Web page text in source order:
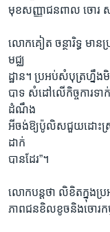
មុខសញ្ញាជនពាល ចោរ
លោកគៀត ចន្ថារិទ្ធ មា
មជ្ឈ
ដ្ឋាន។ ប្រអប់សំបុត្រហ្នឹ
បាទ សំដៅលើកិច្ចការទា
ដំណឹង
អីចង់ឱ្យប៉ូលិសជួយដោះស្រ
ដាក់
បានដែរ”។
លោកបន្តថា លិខិតក្នុងប្
ភាពជនខិលខូចនិងចោរកម្